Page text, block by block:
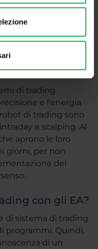
di trading
linguaggio.
di trading
e l'energia
di trading sono
e scalping. Al
aprono le loro
giorni, per non
dei
con gli EA?
di sistema di trading
programmi. Quindi,
di un